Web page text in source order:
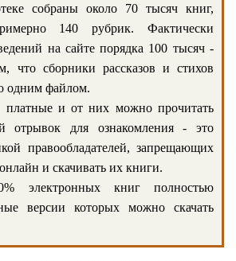
собраны около 70 тысяч книг,
140 рубрик. Фактически
на сайте порядка 100 тысяч -
что сборники рассказов и стихов
одним файлом.
платные и от них можно прочитать
отрывок для ознакомления - это
правообладателей, запрещающих
и скачивать их книги.
электронных книг полностью
версии которых можно скачать